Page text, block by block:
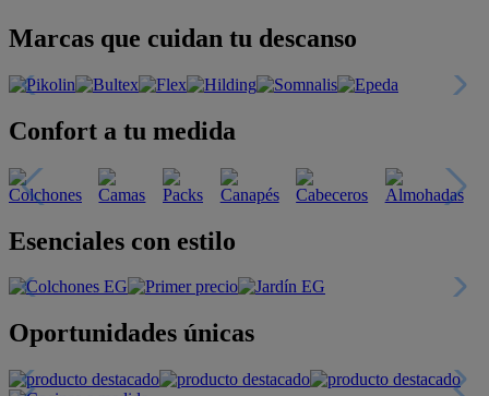
Marcas que cuidan tu descanso
Confort a tu medida
Esenciales con estilo
Oportunidades únicas